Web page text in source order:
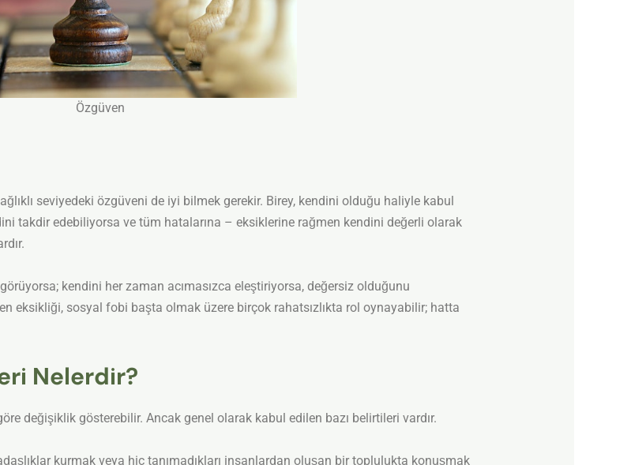
Özgüven
seviyedeki özgüveni de iyi bilmek gerekir. Birey, kendini olduğu haliyle kabul
takdir edebiliyorsa ve tüm hatalarına – eksiklerine rağmen kendini değerli olarak
kendini her zaman acımasızca eleştiriyorsa, değersiz olduğunu
eksikliği, sosyal fobi başta olmak üzere birçok rahatsızlıkta rol oynayabilir; hatta
Nelerdir?
gösterebilir. Ancak genel olarak kabul edilen bazı belirtileri vardır.
kurmak veya hiç tanımadıkları insanlardan oluşan bir toplulukta konuşmak